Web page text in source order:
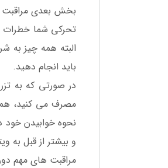
تحرکی شما خطرات
البته همه چیز
باید انجام دهید.
مصرف می کنید،
نحوه خوابیدن خود
و بیشتر از قبل به
مراقبت های مهم دوران